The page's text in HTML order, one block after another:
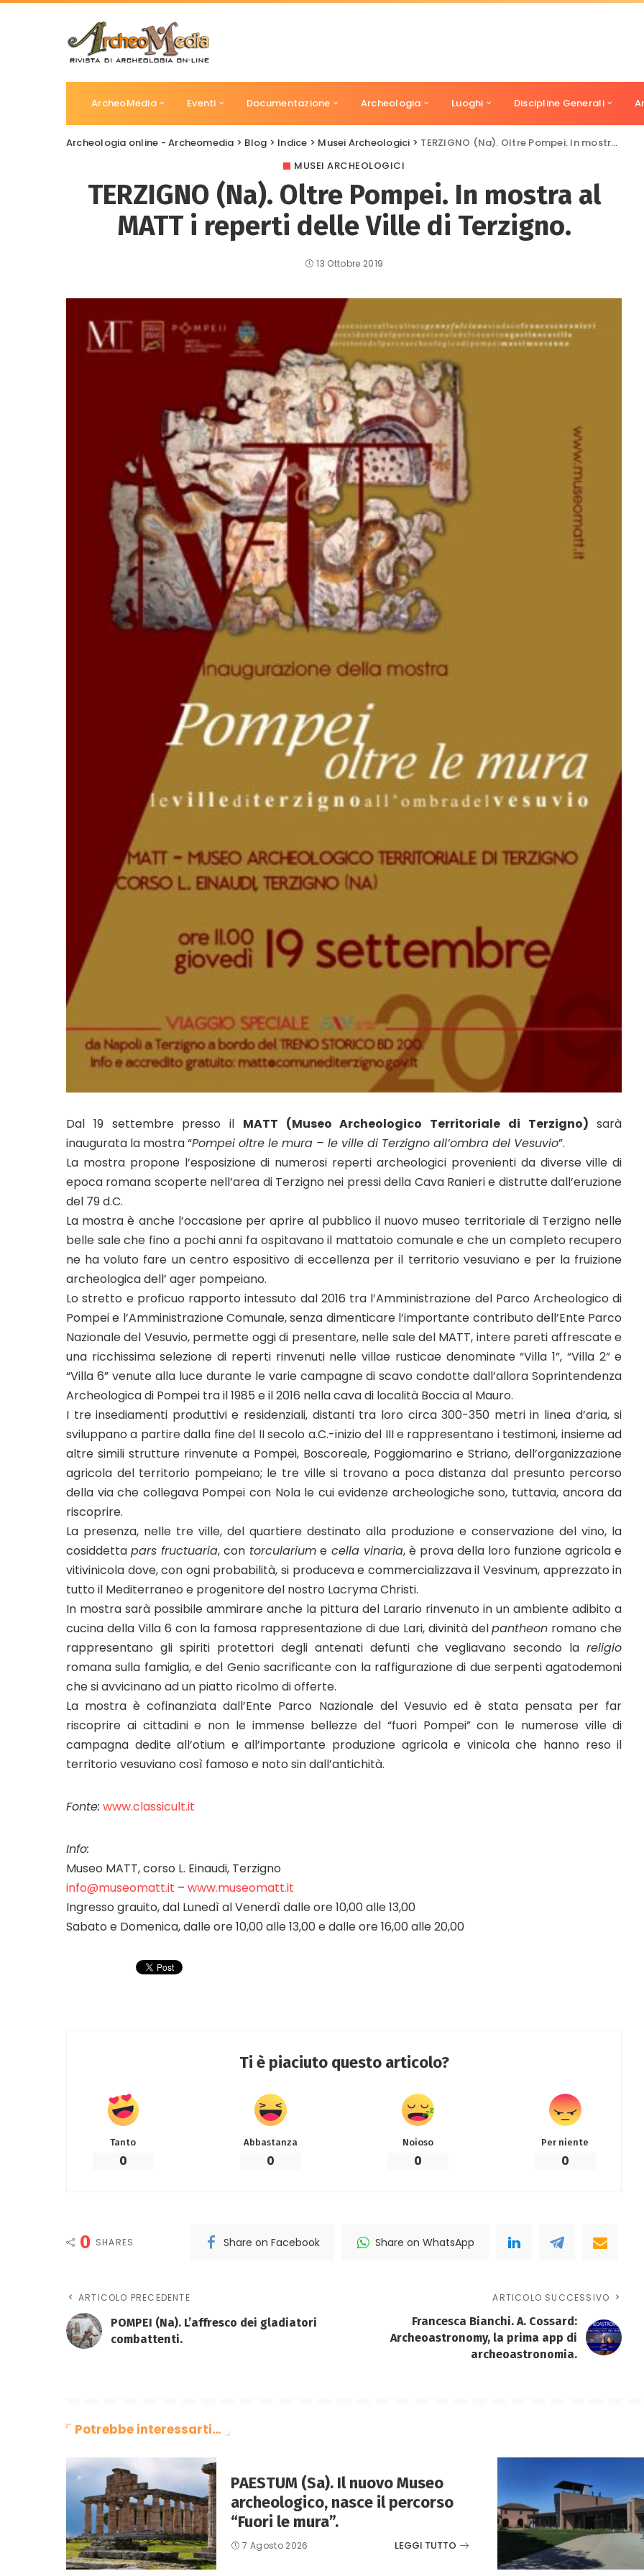
ArcheoMedia Eventi Documentazione Archeologia Luoghi Discipline Generali
Archeologia online - Archeomedia > Blog > Indice > Musei Archeologici > TERZIGNO (Na). Oltre Pompei. In mostra al MATT i reperti delle Ville di Terzigno.
MUSEI ARCHEOLOGICI
TERZIGNO (Na). Oltre Pompei. In mostra al
MATT i reperti delle Ville di Terzigno.
13 Ottobre 2019
Dal 19 settembre presso il MATT (Museo Archeologico Territoriale di Terzigno) sarà
inaugurata la mostra “Pompei oltre le mura – le ville di Terzigno all’ombra del Vesuvio”.
La mostra propone l’esposizione di numerosi reperti archeologici provenienti da diverse ville di
epoca romana scoperte nell’area di Terzigno nei pressi della Cava Ranieri e distrutte dall’eruzione
del 79 d.C.
La mostra è anche l’occasione per aprire al pubblico il nuovo museo territoriale di Terzigno nelle
belle sale che fino a pochi anni fa ospitavano il mattatoio comunale e che un completo recupero
ne ha voluto fare un centro espositivo di eccellenza per il territorio vesuviano e per la fruizione
archeologica dell’ ager pompeiano.
Lo stretto e proficuo rapporto intessuto dal 2016 tra l’Amministrazione del Parco Archeologico di
Pompei e l’Amministrazione Comunale, senza dimenticare l’importante contributo dell’Ente Parco
Nazionale del Vesuvio, permette oggi di presentare, nelle sale del MATT, intere pareti affrescate e
una ricchissima selezione di reperti rinvenuti nelle villae rusticae denominate “Villa 1”, “Villa 2” e
“Villa 6” venute alla luce durante le varie campagne di scavo condotte dall’allora Soprintendenza
Archeologica di Pompei tra il 1985 e il 2016 nella cava di località Boccia al Mauro.
I tre insediamenti produttivi e residenziali, distanti tra loro circa 300-350 metri in linea d’aria, si
sviluppano a partire dalla fine del II secolo a.C.-inizio del III e rappresentano i testimoni, insieme ad
altre simili strutture rinvenute a Pompei, Boscoreale, Poggiomarino e Striano, dell’organizzazione
agricola del territorio pompeiano; le tre ville si trovano a poca distanza dal presunto percorso
della via che collegava Pompei con Nola le cui evidenze archeologiche sono, tuttavia, ancora da
riscoprire.
La presenza, nelle tre ville, del quartiere destinato alla produzione e conservazione del vino, la
cosiddettapars fructuaria, con torcularium e cella vinaria, è prova della loro funzione agricola e
vitivinicola dove, con ogni probabilità, si produceva e commercializzava il Vesvinum, apprezzato in
tutto il Mediterraneo e progenitore del nostro Lacryma Christi.
In mostra sarà possibile ammirare anche la pittura del Larario rinvenuto in un ambiente adibito a
cucina della Villa 6 con la famosa rappresentazione di due Lari, divinità delpantheon romano che
rappresentano gli spiriti protettori degli antenati defunti che vegliavano secondo lareligio
romana sulla famiglia, e del Genio sacrificante con la raffigurazione di due serpenti agatodemoni
che si avvicinano ad un piatto ricolmo di offerte.
La mostra è cofinanziata dall’Ente Parco Nazionale del Vesuvio ed è stata pensata per far
riscoprire ai cittadini e non le immense bellezze del “fuori Pompei” con le numerose ville di
campagna dedite all’otium e all’importante produzione agricola e vinicola che hanno reso il
territorio vesuviano così famoso e noto sin dall’antichità.
Fonte: www.classicult.it
Info:
Museo MATT, corso L. Einaudi, Terzigno
info@museomatt.it – www.museomatt.it
Ingresso grauito, dal Lunedì al Venerdì dalle ore 10,00 alle 13,00
Sabato e Domenica, dalle ore 10,00 alle 13,00 e dalle ore 16,00 alle 20,00
Ti è piaciuto questo articolo?
Tanto
0
Abbastanza
0
Noioso
0
Per niente
0
0 SHARES Share on Facebook Share on WhatsApp
ARTICOLO PRECEDENTE
POMPEI (Na). L’affresco dei gladiatori
combattenti.
ARTICOLO SUCCESSIVO
Francesca Bianchi. A. Cossard:
Archeoastronomy, la prima app di
archeoastronomia.
Potrebbe interessarti…
PAESTUM (Sa). Il nuovo Museo
archeologico, nasce il percorso
“Fuori le mura”.
7 Agosto 2026 LEGGI TUTTO